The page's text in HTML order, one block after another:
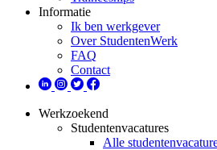
Informatie
Ik ben werkgever
Over StudentenWerk
FAQ
Contact
Werkzoekend
Studentenvacatures
Alle